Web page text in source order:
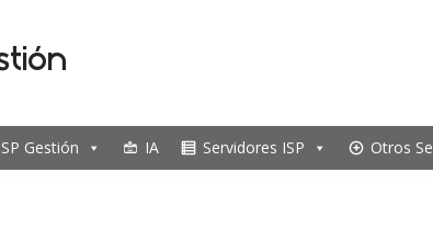
Gestión IA Servidores ISP Otros